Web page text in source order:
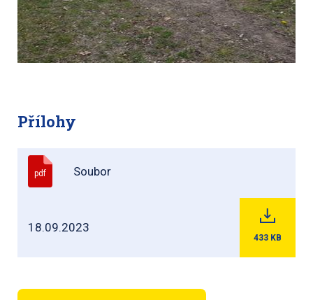
Přílohy
pdf Soubor
18.09.2023
433 KB